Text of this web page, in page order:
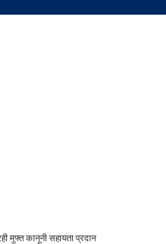
मुफ्त कानूनी सहायता प्रदान